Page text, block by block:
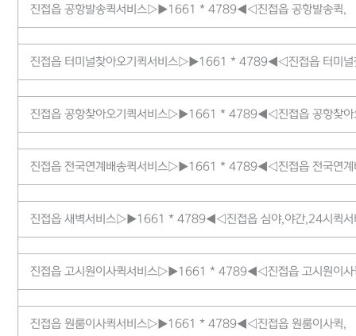
진접읍 공항발송퀵서비스▷▶1661 * 4789◀◁진접읍 공항발송퀵,
진접읍 터미널찾아오기퀵서비스▷▶1661 * 4789◀◁진접읍 터미널
진접읍 공항찾아오기퀵서비스▷▶1661 * 4789◀◁진접읍 공항찾아
진접읍 전국연계배송퀵서비스▷▶1661 * 4789◀◁진접읍 전국연계
진접읍 새벽서비스▷▶1661 * 4789◀◁진접읍 심야,야간,24시퀵서
진접읍 고시원이사퀵서비스▷▶1661 * 4789◀◁진접읍 고시원이사
진접읍 원룸이사퀵서비스▷▶1661 * 4789◀◁진접읍 원룸이사퀵,